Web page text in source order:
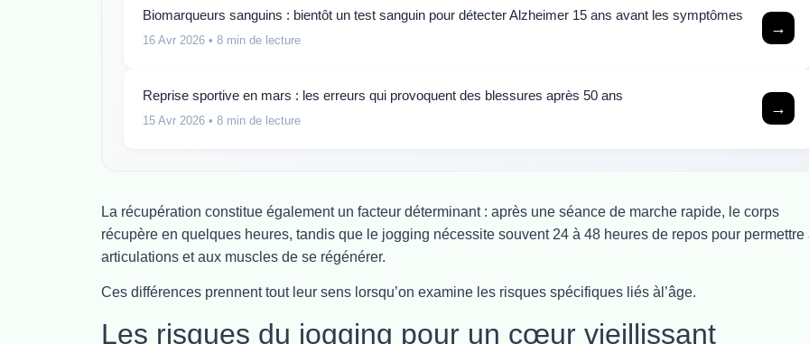
Biomarqueurs sanguins : bientôt un test sanguin pour détecter Alzheimer 15 ans avant les symptômes
16 Avr 2026 • 8 min de lecture
→
Reprise sportive en mars : les erreurs qui provoquent des blessures après 50 ans
15 Avr 2026 • 8 min de lecture
→
La récupération constitue également un facteur déterminant : après une séance de marche rapide, le corps
récupère en quelques heures, tandis que le jogging nécessite souvent 24 à 48 heures de repos pour permettre
articulations et aux muscles de se régénérer.
Ces différences prennent tout leur sens lorsqu’on examine les risques spécifiques liés àl’âge.
Les risques du jogging pour un cœur vieillissant